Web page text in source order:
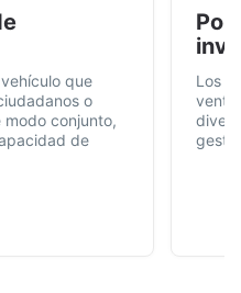
que
o
conjunto,
de
Por
Los